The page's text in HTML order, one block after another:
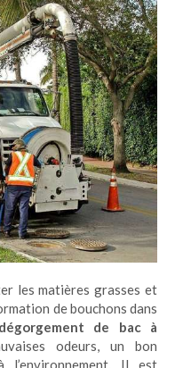
les matières grasses et
de bouchons dans
dégorgement de bac à
odeurs, un bon
Il est